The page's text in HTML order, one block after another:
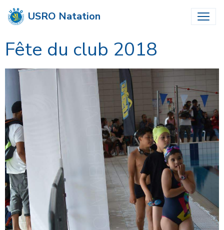
USRO Natation
Fête du club 2018